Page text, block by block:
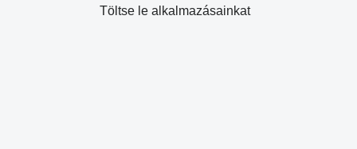
Töltse le alkalmazásainkat